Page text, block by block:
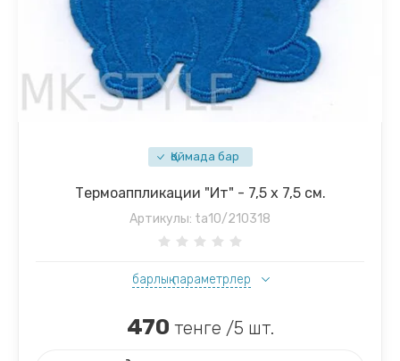
Қоймада бар
Термоаппликации "Ит" - 7,5 х 7,5 см.
Артикулы: ta10/210318
барлық параметрлер
470 тенге /5 шт.